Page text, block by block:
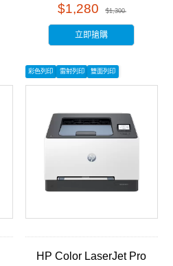
$1,280 $1,300
立即搶購
彩色列印 雷射列印 雙面列印
HP Color LaserJet Pro